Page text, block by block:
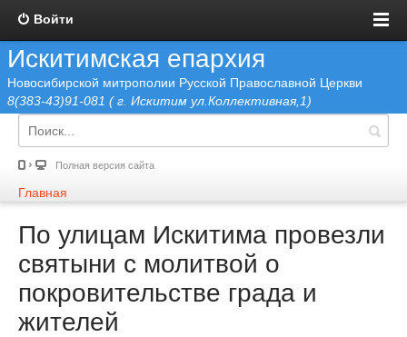
Войти
Искитимская епархия
Новосибирской митрополии Русской Православной Церкви
8(383-43)91-081 ( г. Искитим ул.Коллективная,1)
Полная версия сайта
Главная
По улицам Искитима провезли
святыни с молитвой о
покровительстве града и
жителей